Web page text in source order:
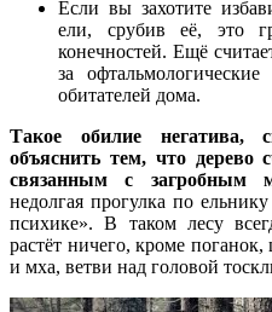
Если вы захотите
ели, срубив её, это
конечностей. Ещё
за
обитателей дома.
Такое обилие негатива,
объяснить тем, что дерево
связанным с загробным
недолгая прогулка по
психике». В таком лесу
растёт ничего, кроме
и мха, ветви над головой